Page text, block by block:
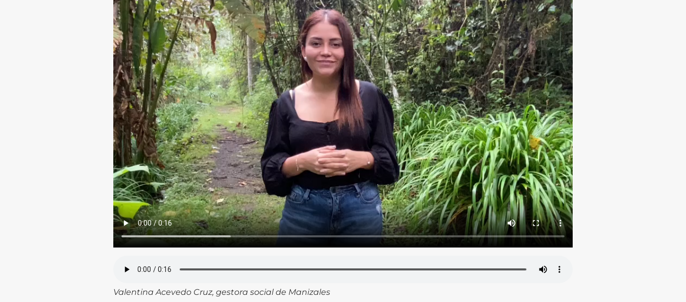
Valentina Acevedo Cruz, gestora social de Manizales